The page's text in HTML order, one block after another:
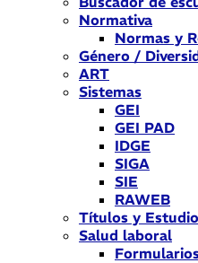
Normativa
Normas y
Género /
ART
Sistemas
GEI
GEI PAD
IDGE
SIGA
SIE
RAWEB
Títulos y
Salud laboral